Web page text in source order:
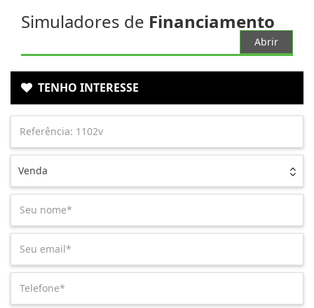
Simuladores de Financiamento
Abrir
TENHO INTERESSE
Venda